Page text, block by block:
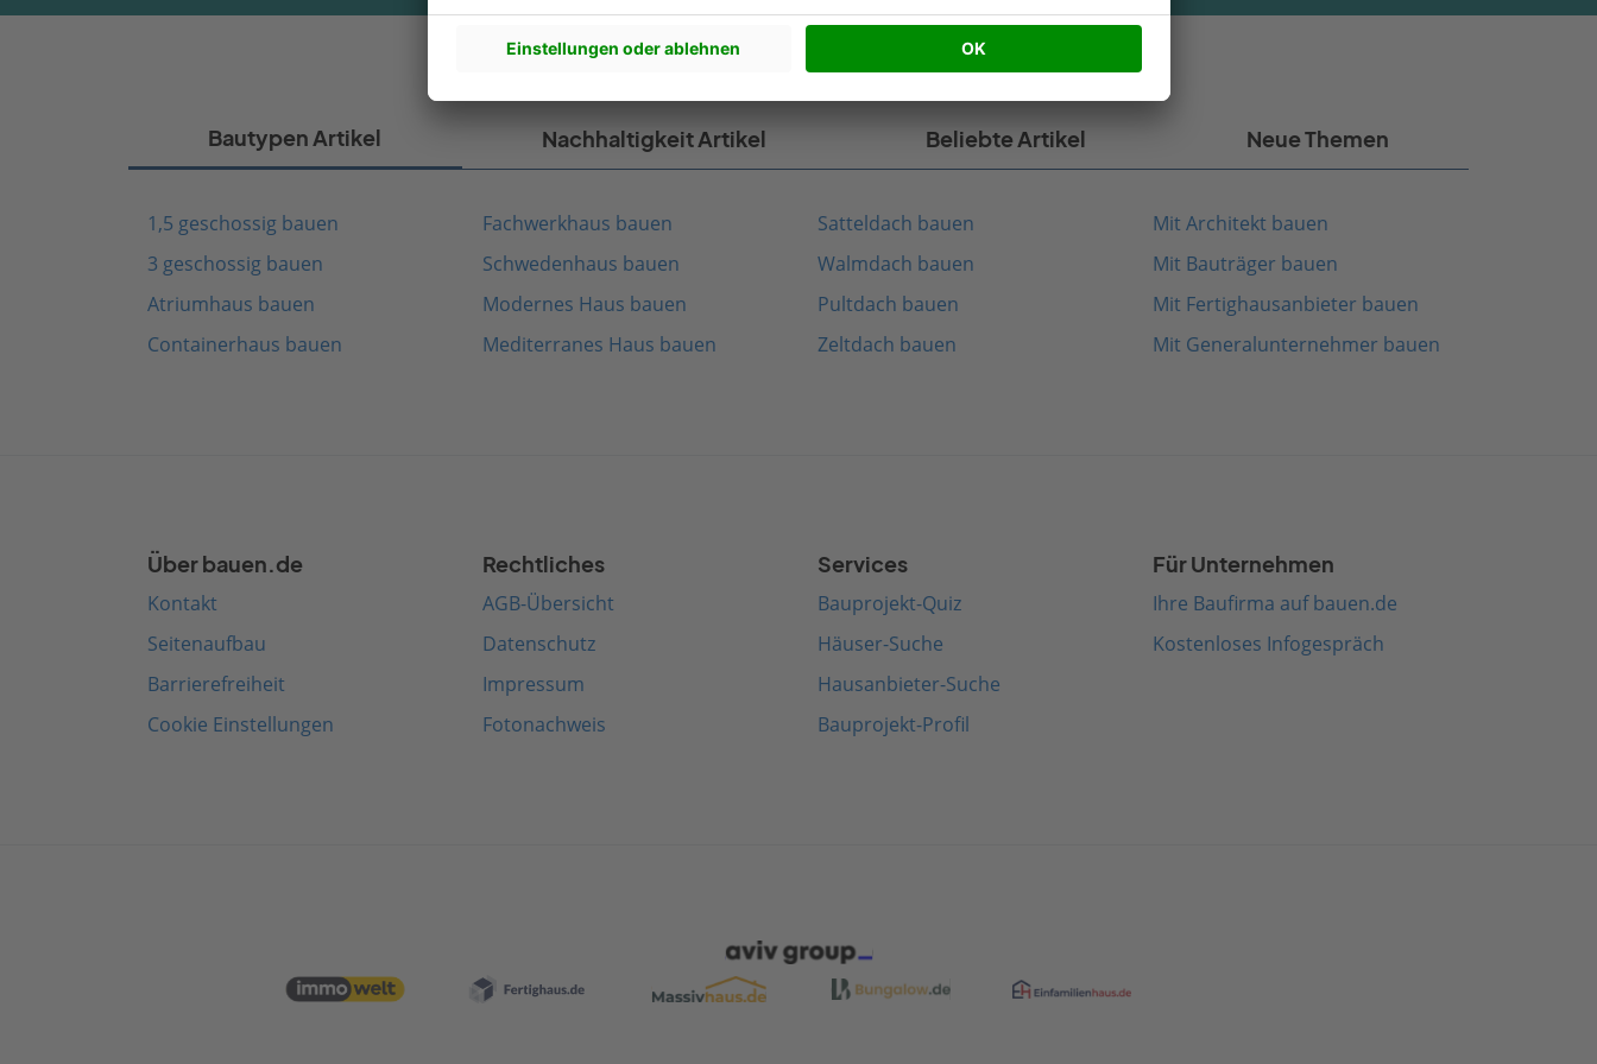
Bautypen Artikel Nachhaltigkeit Artikel Beliebte Artikel Neue Themen
1,5 geschossig bauen
3 geschossig bauen
Atriumhaus bauen
Containerhaus bauen
Fachwerkhaus bauen
Schwedenhaus bauen
Modernes Haus bauen
Mediterranes Haus bauen
Satteldach bauen
Walmdach bauen
Pultdach bauen
Zeltdach bauen
Mit Architekt bauen
Mit Bauträger bauen
Mit Fertighausanbieter bauen
Mit Generalunternehmer bauen
Über bauen.de
Kontakt
Seitenaufbau
Barrierefreiheit
Cookie Einstellungen
Rechtliches
AGB-Übersicht
Datenschutz
Impressum
Fotonachweis
Services
Bauprojekt-Quiz
Häuser-Suche
Hausanbieter-Suche
Bauprojekt-Profil
Für Unternehmen
Ihre Baufirma auf bauen.de
Kostenloses Infogespräch